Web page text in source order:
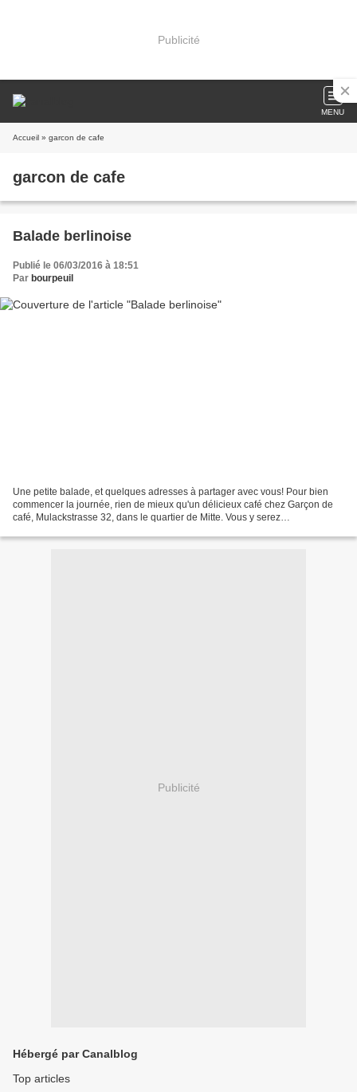
Publicité
MENU
Accueil » garcon de cafe
garcon de cafe
Balade berlinoise
Publié le 06/03/2016 à 18:51
Par bourpeuil
Une petite balade, et quelques adresses à partager avec vous! Pour bien
commencer la journée, rien de mieux qu'un délicieux café chez Garçon de
café, Mulackstrasse 32, dans le quartier de Mitte. Vous y serez
Publicité
Hébergé par Canalblog
Top articles